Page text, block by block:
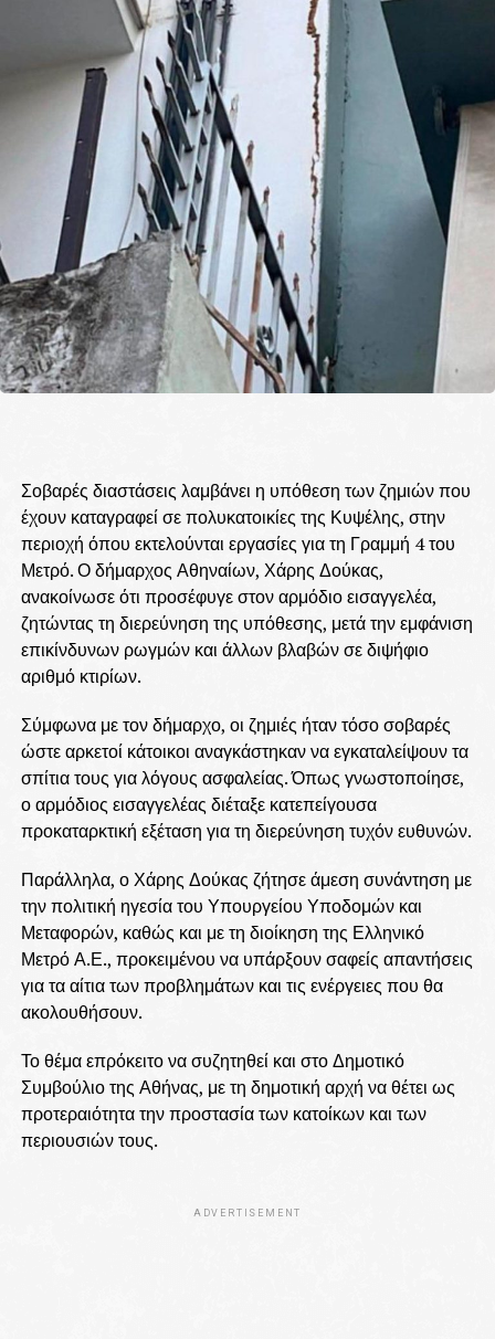
Σοβαρές διαστάσεις λαμβάνει η υπόθεση των ζημιών που
έχουν καταγραφεί σε πολυκατοικίες της Κυψέλης, στην
περιοχή όπου εκτελούνται εργασίες για τη Γραμμή 4 του
Μετρό. Ο δήμαρχος Αθηναίων, Χάρης Δούκας,
ανακοίνωσε ότι προσέφυγε στον αρμόδιο εισαγγελέα,
ζητώντας τη διερεύνηση της υπόθεσης, μετά την εμφάνιση
επικίνδυνων ρωγμών και άλλων βλαβών σε διψήφιο
αριθμό κτιρίων.
Σύμφωνα με τον δήμαρχο, οι ζημιές ήταν τόσο σοβαρές
ώστε αρκετοί κάτοικοι αναγκάστηκαν να εγκαταλείψουν τα
σπίτια τους για λόγους ασφαλείας. Όπως γνωστοποίησε,
ο αρμόδιος εισαγγελέας διέταξε κατεπείγουσα
προκαταρκτική εξέταση για τη διερεύνηση τυχόν ευθυνών.
Παράλληλα, ο Χάρης Δούκας ζήτησε άμεση συνάντηση με
την πολιτική ηγεσία του Υπουργείου Υποδομών και
Μεταφορών, καθώς και με τη διοίκηση της Ελληνικό
Μετρό Α.Ε., προκειμένου να υπάρξουν σαφείς απαντήσεις
για τα αίτια των προβλημάτων και τις ενέργειες που θα
ακολουθήσουν.
Το θέμα επρόκειτο να συζητηθεί και στο Δημοτικό
Συμβούλιο της Αθήνας, με τη δημοτική αρχή να θέτει ως
προτεραιότητα την προστασία των κατοίκων και των
περιουσιών τους.
ADVERTISEMENT